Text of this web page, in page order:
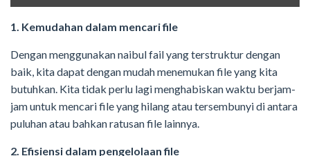
1. Kemudahan dalam mencari file
Dengan menggunakan naibul fail yang terstruktur dengan
baik, kita dapat dengan mudah menemukan file yang kita
butuhkan. Kita tidak perlu lagi menghabiskan waktu berjam-
jam untuk mencari file yang hilang atau tersembunyi di antara
puluhan atau bahkan ratusan file lainnya.
2. Efisiensi dalam pengelolaan file